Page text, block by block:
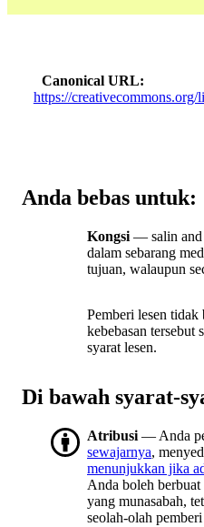
Canonical URL
https://creativecommons.org/
Anda bebas untuk:
Kongsi — salin and
dalam sebarang
tujuan, walaupun
Pemberi lesen tidak
kebebasan tersebut
syarat lesen.
Di bawah syarat-
Atribusi — Anda
sewajarnya,
menunjukkan jika
Anda boleh berbuat
yang munasabah,
seolah-olah